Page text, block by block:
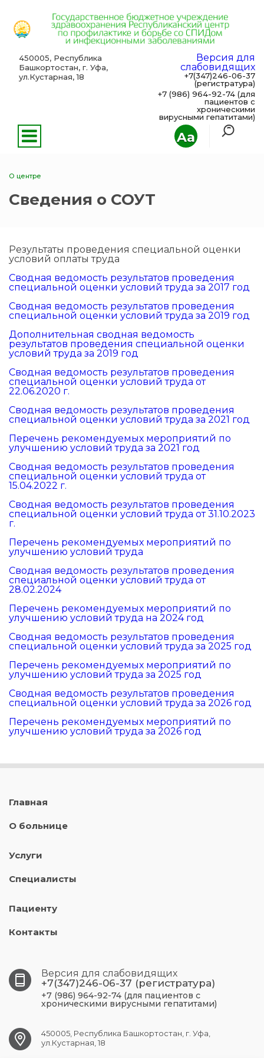
Aa
450005, Республика
Башкортостан, г. Уфа,
ул.Кустарная, 18
Версия для
слабовидящих
+7(347)246-06-37
(регистратура)
+7 (986) 964-92-74 (для
пациентов с
хроническими
вирусными гепатитами)
О центре
Сведения о СОУТ
Результаты проведения специальной оценки
условий оплаты труда
Сводная ведомость результатов проведения
специальной оценки условий труда за 2017 год
Сводная ведомость результатов проведения
специальной оценки условий труда за 2019 год
Дополнительная сводная ведомость
результатов проведения специальной оценки
условий труда за 2019 год
Сводная ведомость результатов проведения
специальной оценки условий труда от
22.06.2020 г.
Сводная ведомость результатов проведения
специальной оценки условий труда за 2021 год
Перечень рекомендуемых мероприятий по
улучшению условий труда за 2021 год
Сводная ведомость результатов проведения
специальной оценки условий труда от
15.04.2022 г.
Сводная ведомость результатов проведения
специальной оценки условий труда от 31.10.2023
г.
Перечень рекомендуемых мероприятий по
улучшению условий труда
Сводная ведомость результатов проведения
специальной оценки условий труда от
28.02.2024
Перечень рекомендуемых мероприятий по
улучшению условий труда на 2024 год
Сводная ведомость результатов проведения
специальной оценки условий труда за 2025 год
Перечень рекомендуемых мероприятий по
улучшению условий труда за 2025 год
Сводная ведомость результатов проведения
специальной оценки условий труда за 2026 год
Перечень рекомендуемых мероприятий по
улучшению условий труда за 2026 год
Главная
О больнице
Услуги
Специалисты
Пациенту
Контакты
Версия для слабовидящих
+7(347)246-06-37 (регистратура)
+7 (986) 964-92-74 (для пациентов с
хроническими вирусными гепатитами)
450005, Республика Башкортостан, г. Уфа,
ул.Кустарная, 18